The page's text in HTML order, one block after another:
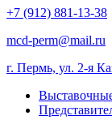
+7 (912) 881-13-38
mcd-perm@mail.ru
г. Пермь, ул. 2-я